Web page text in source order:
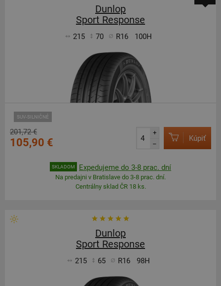
Dunlop
Sport Response
215 70 R16 100H
SUV-SILNIČNÉ
201,72 €
105,90 €
+
–
Kúpiť
SKLADOM Expedujeme do 3-8 prac. dní
Na predajni v Bratislave do 3-8 prac. dní.
Centrálny sklad ČR 18 ks.
Dunlop
Sport Response
215 65 R16 98H